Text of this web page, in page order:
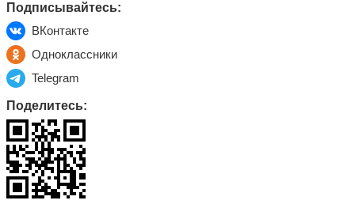
Подписывайтесь:
ВКонтакте
Одноклассники
Telegram
Поделитесь: